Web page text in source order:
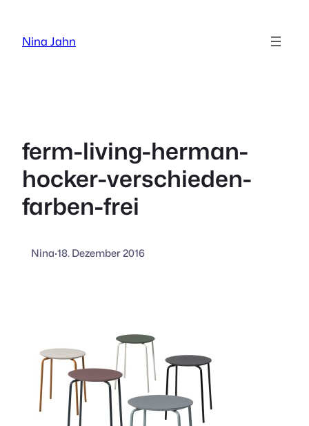
springen
Nina Jahn
ferm-living-herman-
hocker-verschieden-
farben-frei
Nina·18. Dezember 2016